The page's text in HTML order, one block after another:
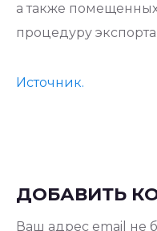
а также
процедуру экспорта.
Источник.
ДОБАВИТЬ
Ваш адрес email не